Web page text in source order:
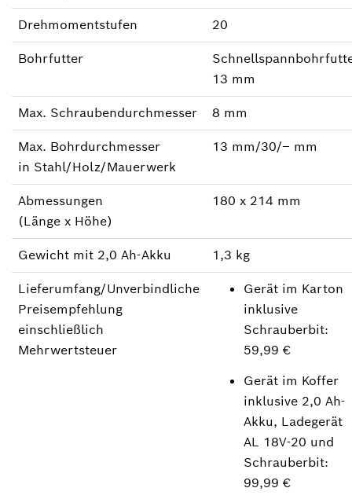
Drehmomentstufen 20
Bohrfutter
13 mm
Max. Schraubendurchmesser 8 mm
Max. Bohrdurchmesser
in Stahl/Holz/Mauerwerk
13 mm/30/‒ mm
Abmessungen
(Länge x Höhe)
180 x 214 mm
Gewicht mit 2,0 Ah-Akku 1,3 kg
Lieferumfang/Unverbindliche
Preisempfehlung
einschließlich
Mehrwertsteuer
Gerät im Karton
inklusive
Schrauberbit:
59,99 €
Gerät im Koffer
inklusive 2,0 Ah-
Akku, Ladegerät
AL 18V-20 und
Schrauberbit:
99,99 €